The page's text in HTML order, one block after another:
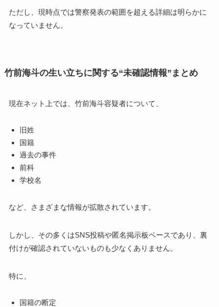
ただし、現時点では警察発表の範囲を超える詳細は明らかに
なっていません。
竹前海斗の生い立ちに関する“未確認情報”まとめ
現在ネット上では、竹前海斗容疑者について、
旧姓
国籍
過去の事件
前科
学校名
など、さまざまな情報が拡散されています。
しかし、その多くはSNS投稿や匿名掲示板ベースであり、裏
付けが確認されていないものも少なくありません。
特に、
国籍の断定